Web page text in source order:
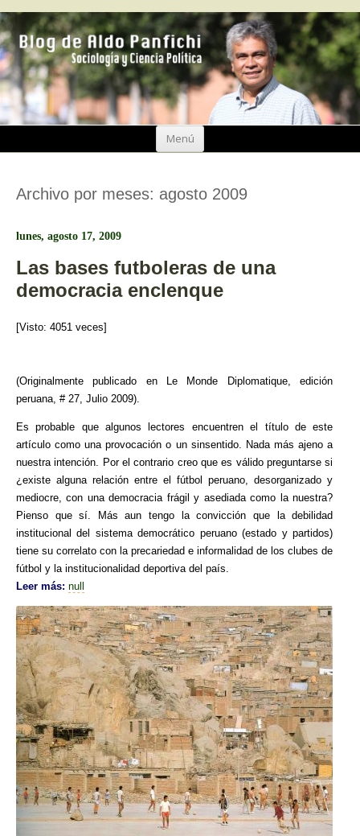
Menú
Ir
Archivo por meses: agosto 2009
lunes, agosto 17, 2009
Las bases futboleras de una
democracia enclenque
[Visto: 4051 veces]
(Originalmente publicado en Le Monde Diplomatique, edición
peruana, # 27, Julio 2009).
Es probable que algunos lectores encuentren el título de este
artículo como una provocación o un sinsentido. Nada más ajeno a
nuestra intención. Por el contrario creo que es válido preguntarse si
¿existe alguna relación entre el fútbol peruano, desorganizado y
mediocre, con una democracia frágil y asediada como la nuestra?
Pienso que sí. Más aun tengo la convicción que la debilidad
institucional del sistema democrático peruano (estado y partidos)
tiene su correlato con la precariedad e informalidad de los clubes de
fútbol y la institucionalidad deportiva del país.
Leer más: null